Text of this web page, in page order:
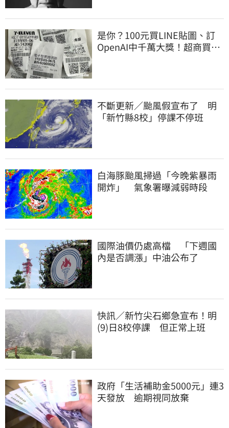
是你？100元買LINE貼圖、訂
OpenAI中千萬大獎！超商買10
不斷更新／颱風假宣布了 明
「新竹縣8校」停課不停班
白海豚颱風掃過「今晚紫暴雨
開炸」 氣象署曝減弱時段
國際油價仍處高檔 「下週國
內是否調漲」中油公布了
快訊／新竹尖石鄉急宣布！明
(9)日8校停課 但正常上班
政府「生活補助金5000元」連3
天發放 逾期視同放棄